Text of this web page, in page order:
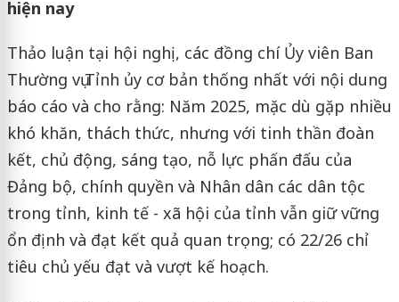
hiện nay
Thảo luận tại hội nghị, các đồng chí Ủy viên Ban
Thường vụ Tỉnh ủy cơ bản thống nhất với nội dung
báo cáo và cho rằng: Năm 2025, mặc dù gặp nhiều
khó khăn, thách thức, nhưng với tinh thần đoàn
kết, chủ động, sáng tạo, nỗ lực phấn đấu của
Đảng bộ, chính quyền và Nhân dân các dân tộc
trong tỉnh, kinh tế - xã hội của tỉnh vẫn giữ vững
ổn định và đạt kết quả quan trọng; có 22/26 chỉ
tiêu chủ yếu đạt và vượt kế hoạch.